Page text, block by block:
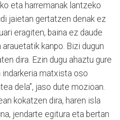
eta harremanak lantzeko
jaietan gertatzen denak ez
eragiten, baina ez daude
kanpo. Bizi dugun
dira. Ezin dugu ahaztu gure
matxista oso
dela”, jaso dute mozioan.
kokatzen dira, haren isla
jendarte egitura eta bertan